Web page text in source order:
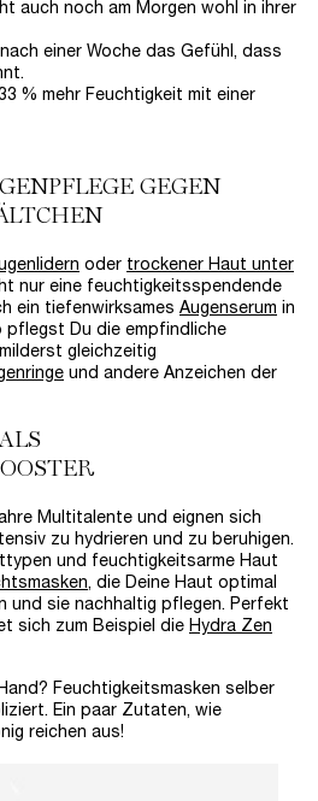
auch noch am Morgen wohl in ihrer
einer Woche das Gefühl, dass
% mehr Feuchtigkeit mit einer
GEGEN
oder trockener Haut unter
nur eine feuchtigkeitsspendende
ein tiefenwirksames Augenserum in
pflegst Du die empfindliche
gleichzeitig
und andere Anzeichen der
Multitalente und eignen sich
zu hydrieren und zu beruhigen.
und feuchtigkeitsarme Haut
, die Deine Haut optimal
und sie nachhaltig pflegen. Perfekt
sich zum Beispiel die Hydra Zen
Feuchtigkeitsmasken selber
Ein paar Zutaten, wie
reichen aus!